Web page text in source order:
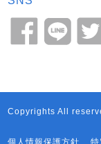
Copyrights All
個人情報保護方針